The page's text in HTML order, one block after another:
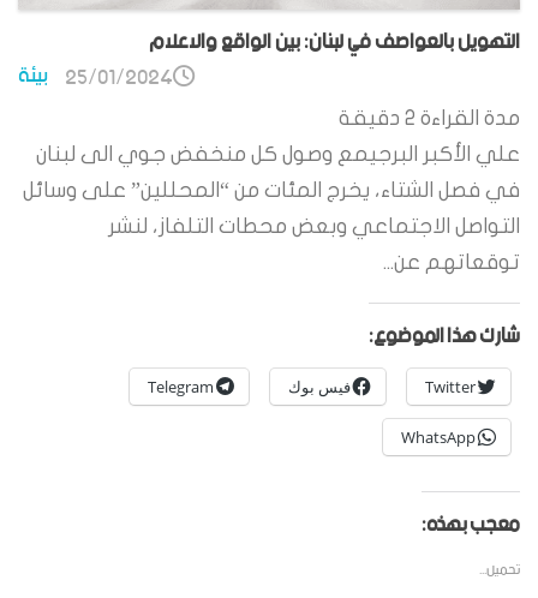
التهويل بالعواصف في لبنان: بين الواقع والاعلام
بيئة 25/01/2024
مدة القراءة 2 دقيقة
علي الأكبر البرجيمع وصول كل منخفض جوي الى لبنان
في فصل الشتاء، يخرج المئات من “المحللين” على وسائل
التواصل الاجتماعي وبعض محطات التلفاز، لنشر
توقعاتهم عن...
شارك هذا الموضوع:
Twitter فيس بوك Telegram
WhatsApp
معجب بهذه:
تحميل...